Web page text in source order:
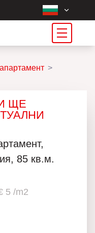
ЩЕ
85 кв.м.
5 /m2